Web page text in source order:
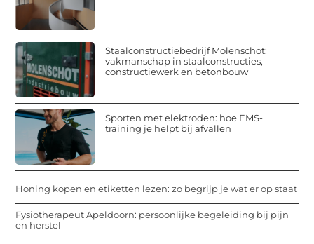
Staalconstructiebedrijf Molenschot:
vakmanschap in staalconstructies,
constructiewerk en betonbouw
Sporten met elektroden: hoe EMS-
training je helpt bij afvallen
Honing kopen en etiketten lezen: zo begrijp je wat er op staat
Fysiotherapeut Apeldoorn: persoonlijke begeleiding bij pijn
en herstel